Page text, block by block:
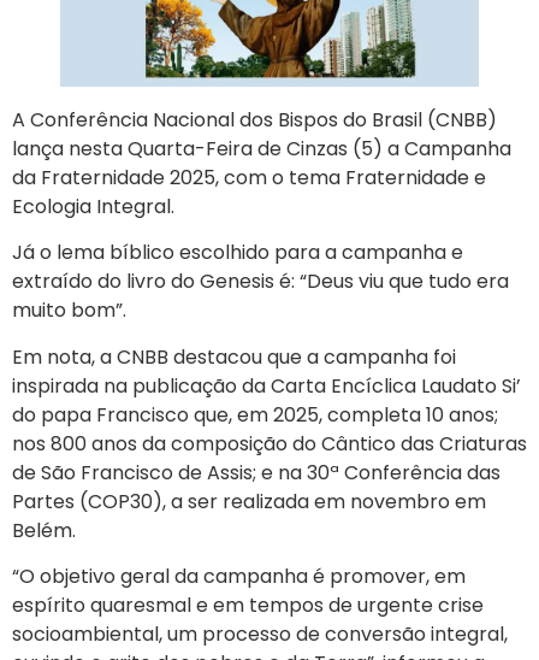
A Conferência Nacional dos Bispos do Brasil (CNBB)
lança nesta Quarta-Feira de Cinzas (5) a Campanha
da Fraternidade 2025, com o tema Fraternidade e
Ecologia Integral.
Já o lema bíblico escolhido para a campanha e
extraído do livro do Genesis é: “Deus viu que tudo era
muito bom”.
Em nota, a CNBB destacou que a campanha foi
inspirada na publicação da Carta Encíclica Laudato Si’
do papa Francisco que, em 2025, completa 10 anos;
nos 800 anos da composição do Cântico das Criaturas
de São Francisco de Assis; e na 30ª Conferência das
Partes (COP30), a ser realizada em novembro em
Belém.
“O objetivo geral da campanha é promover, em
espírito quaresmal e em tempos de urgente crise
socioambiental, um processo de conversão integral,